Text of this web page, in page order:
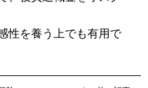
性を養う上でも有用で